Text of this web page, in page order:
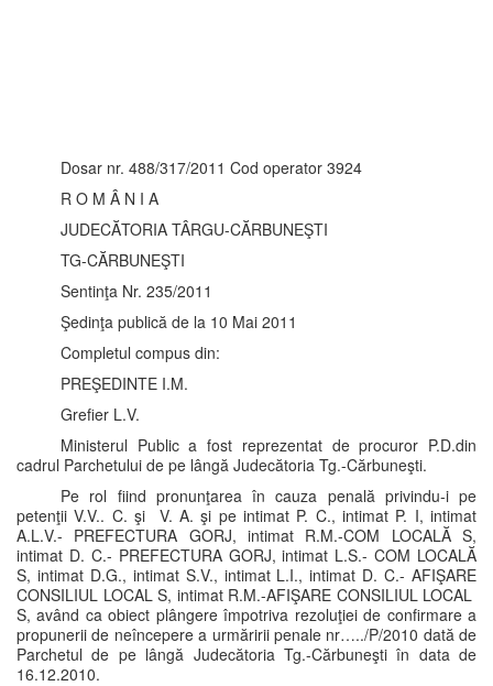
Dosar nr. 488/317/2011 Cod operator 3924
R O M Â N I A
JUDECĂTORIA TÂRGU-CĂRBUNEŞTI
TG-CĂRBUNEŞTI
Sentinţa Nr. 235/2011
Şedinţa publică de la 10 Mai 2011
Completul compus din:
PREŞEDINTE I.M.
Grefier L.V.
Ministerul Public a fost reprezentat de procuror P.D.din
cadrul Parchetului de pe lângă Judecătoria Tg.-Cărbuneşti.
Pe rol fiind pronunţarea în cauza penală privindu-i pe
petenţii V.V.. C. şi V. A. şi pe intimat P. C., intimat P. I, intimat
A.L.V.- PREFECTURA GORJ, intimat R.M.-COM LOCALĂ S,
intimat D. C.- PREFECTURA GORJ, intimat L.S.- COM LOCALĂ
S, intimat D.G., intimat S.V., intimat L.I., intimat D. C.- AFIŞARE
CONSILIUL LOCAL S, intimat R.M.-AFIŞARE CONSILIUL LOCAL
S, având ca obiect plângere împotriva rezoluţiei de confirmare a
propunerii de neîncepere a urmăririi penale nr…../P/2010 dată de
Parchetul de pe lângă Judecătoria Tg.-Cărbuneşti în data de
16.12.2010.